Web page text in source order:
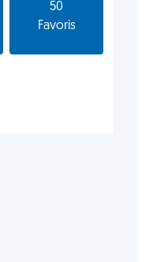
50
Favoris